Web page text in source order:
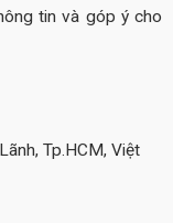
tin và góp ý cho
Tp.HCM, Việt